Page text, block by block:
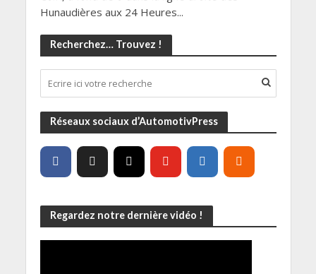
Hunaudières aux 24 Heures...
Recherchez… Trouvez !
Réseaux sociaux d’AutomotivPress
Regardez notre dernière vidéo !